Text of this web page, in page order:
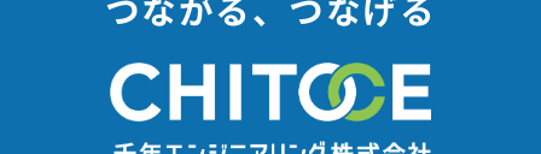
つながる、つなげる